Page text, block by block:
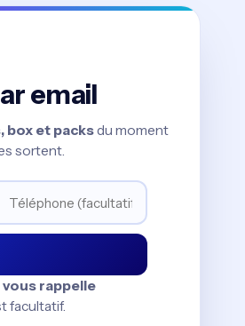
email
box et packsdu moment
sortent.
rappelle
facultatif.